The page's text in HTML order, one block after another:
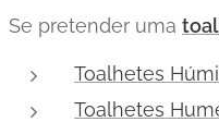
Se pretender uma
Toalhetes
Toalhetes